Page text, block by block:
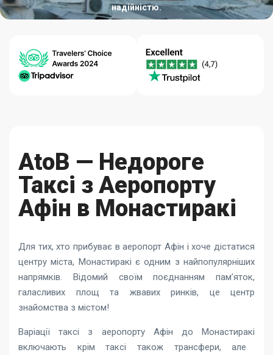
надійністю.
центр 24/7
Кращих Цін
AtoB — Недороге
Таксі з Аеропорту
Афін в Монастиракі
Для тих, хто прибуває в аеропорт Афін і хоче дістатися
центру міста, Монастиракі є одним з найпопулярніших
напрямків. Відомий своїм поєднанням пам’яток,
галасливих площ та жвавих ринків, це центр
знайомства з містом!
Варіаціїтаксі з аеропорту Афін до Монастиракі
включають крім таксі також трансфери, але